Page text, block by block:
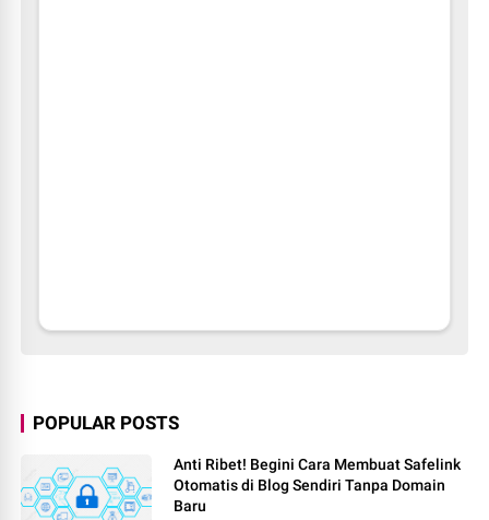
POPULAR POSTS
Anti Ribet! Begini Cara Membuat Safelink
Otomatis di Blog Sendiri Tanpa Domain
Baru